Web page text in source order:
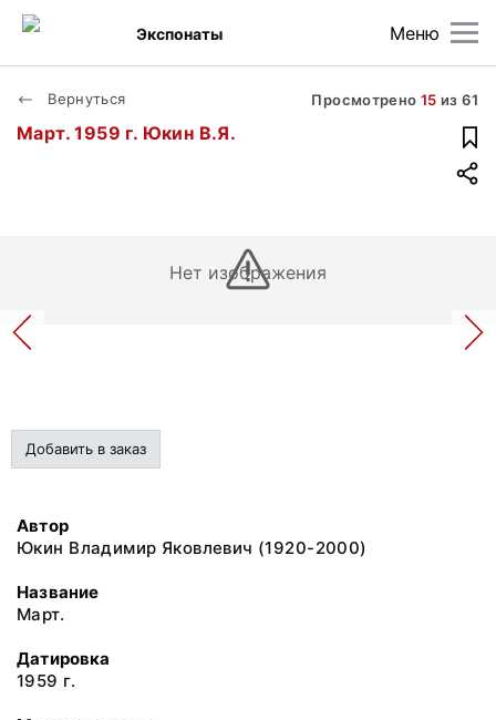
Меню
Экспонаты
Вернуться Просмотрено 15 из61
Март. 1959 г. Юкин В.Я.
Нет изображения
Добавить в заказ
Автор
Юкин Владимир Яковлевич (1920-2000)
Название
Март.
Датировка
1959 г.